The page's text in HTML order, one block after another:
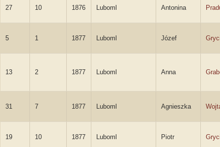
27 10 1876 Luboml Antonina
5 1 1877 Luboml Józef
13 2 1877 Luboml Anna
31 7 1877 Luboml Agnieszka
19 10 1877 Luboml Piotr